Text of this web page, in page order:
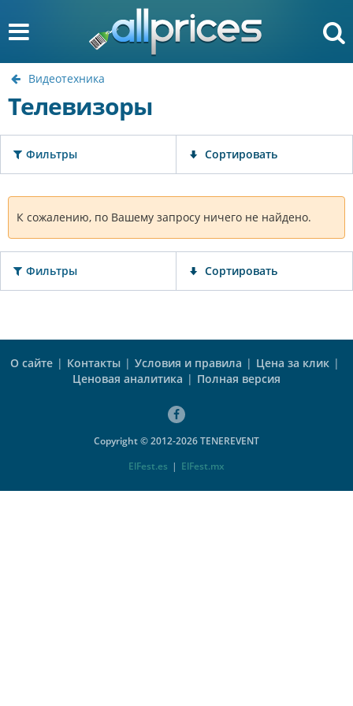
Видеотехника
Телевизоры
Фильтры Сортировать
К сожалению, по Вашему запросу ничего не найдено.
Фильтры Сортировать
О сайте | Контакты | Условия и правила | Цена за клик |
Ценовая аналитика | Полная версия
Copyright © 2012-2026 TENEREVENT
ElFest.es | ElFest.mx